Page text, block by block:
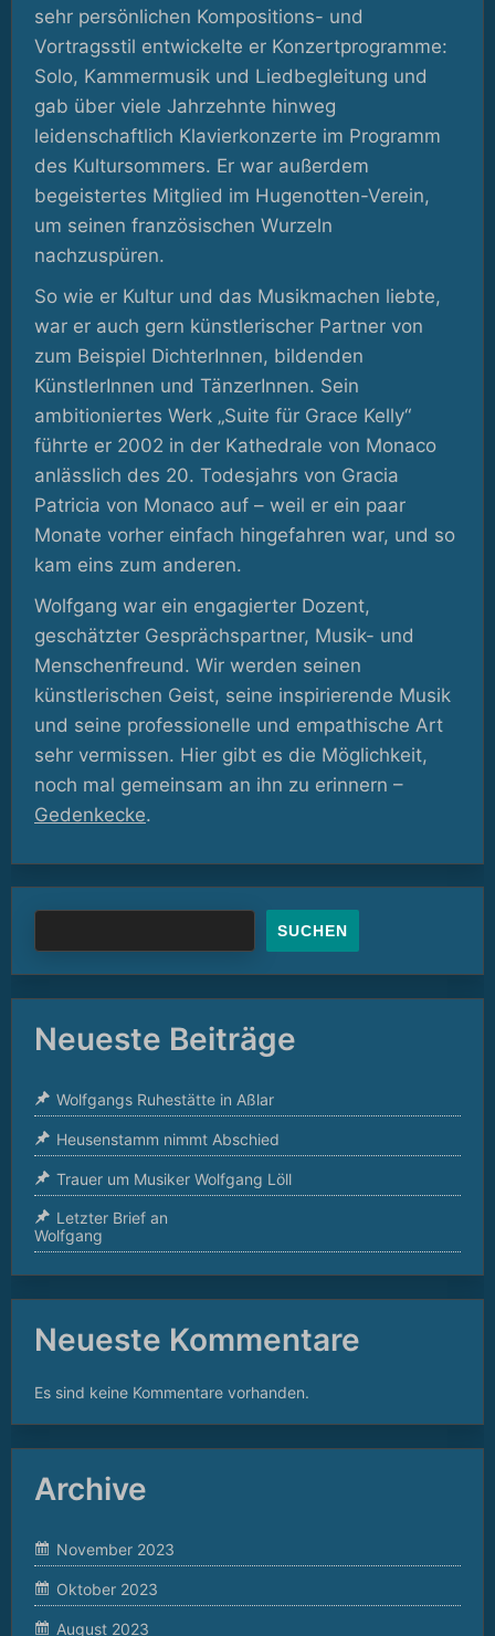
sehr persönlichen Kompositions- und
Vortragsstil entwickelte er Konzertprogramme:
Solo, Kammermusik und Liedbegleitung und
gab über viele Jahrzehnte hinweg
leidenschaftlich Klavierkonzerte im Programm
des Kultursommers. Er war außerdem
begeistertes Mitglied im Hugenotten-Verein,
um seinen französischen Wurzeln
nachzuspüren.
So wie er Kultur und das Musikmachen liebte,
war er auch gern künstlerischer Partner von
zum Beispiel DichterInnen, bildenden
KünstlerInnen und TänzerInnen. Sein
ambitioniertes Werk „Suite für Grace Kelly“
führte er 2002 in der Kathedrale von Monaco
anlässlich des 20. Todesjahrs von Gracia
Patricia von Monaco auf – weil er ein paar
Monate vorher einfach hingefahren war, und so
kam eins zum anderen.
Wolfgang war ein engagierter Dozent,
geschätzter Gesprächspartner, Musik- und
Menschenfreund. Wir werden seinen
künstlerischen Geist, seine inspirierende Musik
und seine professionelle und empathische Art
sehr vermissen. Hier gibt es die Möglichkeit,
noch mal gemeinsam an ihn zu erinnern –
Gedenkecke.
SUCHEN
Neueste Beiträge
Wolfgangs Ruhestätte in Aßlar
Heusenstamm nimmt Abschied
Trauer um Musiker Wolfgang Löll
Letzter Brief an
Wolfgang
Neueste Kommentare
Es sind keine Kommentare vorhanden.
Archive
November 2023
Oktober 2023
August 2023